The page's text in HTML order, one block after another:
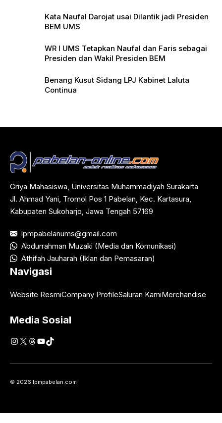
Kata Naufal Darojat usai Dilantik jadi Presiden
BEM UMS
WR I UMS Tetapkan Naufal dan Faris sebagai
Presiden dan Wakil Presiden BEM
Benang Kusut Sidang LPJ Kabinet Laluta
Continua
Griya Mahasiswa, Universitas Muhammadiyah Surakarta
Jl. Ahmad Yani, Tromol Pos 1 Pabelan, Kec. Kartasura,
Kabupaten Sukoharjo, Jawa Tengah 57169
lpmpabelanums@gmail.com
Abdurrahman Muzaki (Media dan Komunikasi)
Athifah Jauharah (Iklan dan Pemasaran)
Navigasi
Website ResmiCompany ProfileSaluran KamiMerchandise
Media Sosial
Instagram
X Threads
YouTube
TikTok
© 2026 lpmpabelan.com